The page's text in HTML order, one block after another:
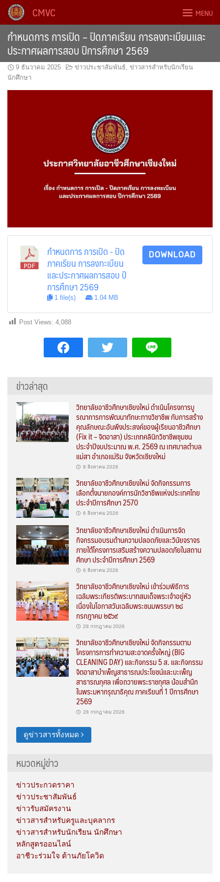
Skip
content
CMVC MENU
กำหนดการ การเปิด – ปิดภาคเรียน การลงทะเบียนและ
ประกาศผลการสอบ ปีการศึกษา 2569
9 ธันวาคม 2025 ข่าวประชาสัมพันธ์, ข่าวสารสำหรับนักเรียน
นักศึกษา
กำหนดการ การเปิด - ปิด
ภาคเรียน การลงทะเบียน
และประกาศผลการสอบ ปี
การศึกษา 2569
1 file(s) 1.04 MB
DOWNLOAD
Post Views: 4,088
ข่าวล่าสุด
วิทยาลัยอาชีวศึกษาเชียงใหม่ ดำเนินโครงการบู
รณาการการพัฒนาทักษะทางวิชาชีพ กับการสร้าง
คุณลักษณะอันพึงประสงค์ของผู้เรียนอาชีวศึกษา
(Fix it – จิตอาสา) ประเภทคลินิกวิชาชีพชุมชน
ประจำปีงบประมาณ พ.ศ. 2569 ณ เทศบาลตำบล
แม่สา อำเภอแม่ริม จังหวัดเชียงใหม่
8 สิงหาคม 2026
วิทยาลัยอาชีวศึกษาเชียงใหม่ จัดกิจกรรมการ
เลือกตั้งนายกองค์การนักวิชาชีพแห่งประเทศไทย
ประจำปีการศึกษา 2570
6 สิงหาคม 2026
วิทยาลัยอาชีวศึกษาเชียงใหม่ ดำเนินการจัด
กิจกรรมอบรมด้านความปลอดภัยและวินัยจราจร
ภายใต้โครงการเสริมสร้างความปลอดภัยในสถาน
ศึกษา ประจำปีการศึกษา 2569
6 สิงหาคม 2026
วิทยาลัยอาชีวศึกษาเชียงใหม่ เข้าร่วมพิธีการ
เฉลิมพระเกียรติพระบาทสมเด็จพระเจ้าอยู่หัว
เนื่องในโอกาสวันเฉลิมพระชนมพรรษา ๒๘
กรกฎาคม ๒๕๖๙
28 กรกฎาคม 2026
วิทยาลัยอาชีวศึกษาเชียงใหม่ จัดกิจกรรมตาม
โครงการการทำความสะอาดครั้งใหญ่ (BIG
CLEANING DAY) และกิจกรรม 5 ส. และกิจกรรม
จิตอาสาบำเพ็ญสาธารณประโยชน์และบะเพ็ญ
สาธารณกุศล เพื่อถวายพระราชกุศล น้อมสำนึก
ในพระมหากรุณาธิคุณ ภาคเรียนที่ 1 ปีการศึกษา
2569
28 กรกฎาคม 2026
ดูข่าวสารทั้งหมด
หมวดหมู่ข่าว
ข่าวประกวดราคา
ข่าวประชาสัมพันธ์
ข่าวรับสมัครงาน
ข่าวสารสำหรับครูและบุคลากร
ข่าวสารสำหรับนักเรียน นักศึกษา
หลักสูตรออนไลน์
อาชีวะร่วมใจ ต้านภัยโควิด